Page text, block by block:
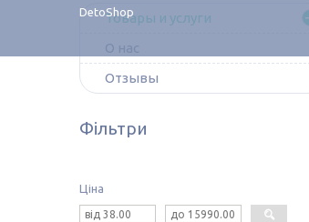
DetoShopТовары и услуги
О нас
Отзывы
Фільтри
Ціна